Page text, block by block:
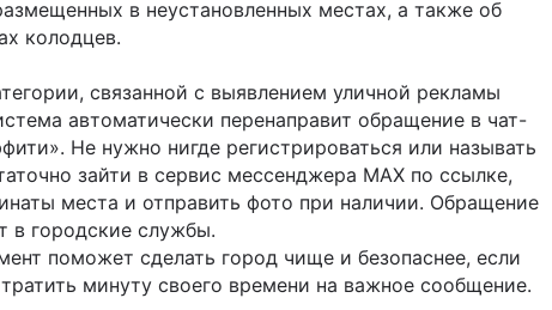
в неустановленных местах, а также об
колодцев.
связанной с выявлением уличной рекламы
автоматически перенаправит обращение в чат-
Не нужно нигде регистрироваться или называть
зайти в сервис мессенджера MAX по ссылке,
места и отправить фото при наличии. Обращение
в городские службы.
поможет сделать город чище и безопаснее, если
минуту своего времени на важное сообщение.